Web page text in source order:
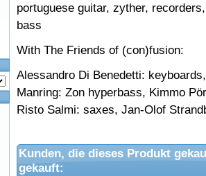
portuguese guitar, zyther,
bass
With The Friends of (con)fusion:
Alessandro Di Benedetti:
Manring: Zon hyperbass, Kimmo
Risto Salmi: saxes, Jan-Olof
Kunden, die dieses Produkt
gekauft: